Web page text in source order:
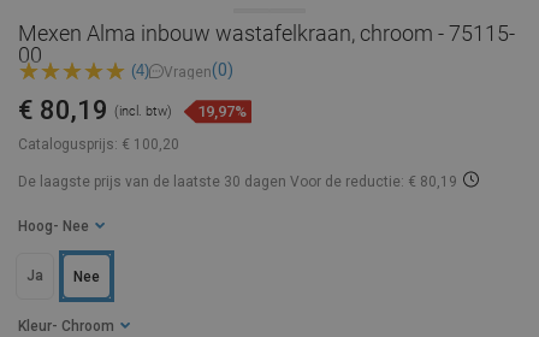
Mexen Alma inbouw wastafelkraan, chroom - 75115-
00
(4) Vragen(0)
Catalogusprijs: € 100,20
€ 80,19 (incl. btw) 19,97%
De laagste prijs van de laatste 30 dagen Voor de reductie: € 80,19
Kleur - Chroom
Hoog - Nee
Ja Nee